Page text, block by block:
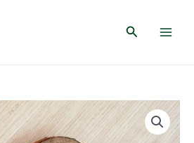
Buscar